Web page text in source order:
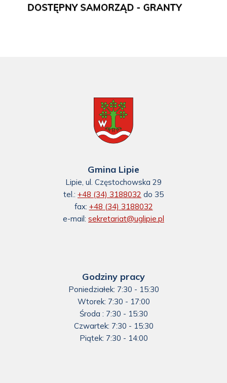
Gmina Lipie
Lipie, ul. Częstochowska 29
tel.: +48 (34) 3188032 do 35
fax: +48 (34) 3188032
e-mail: sekretariat@uglipie.pl
Godziny pracy
Poniedziałek: 7:30 - 15:30
Wtorek: 7:30 - 17:00
Środa : 7:30 - 15:30
Czwartek: 7:30 - 15:30
Piątek: 7:30 - 14:00